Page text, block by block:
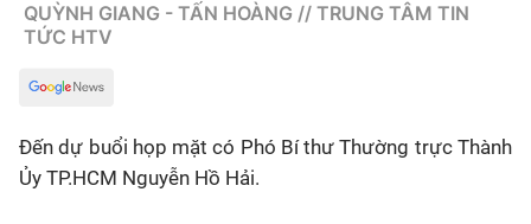
QUỲNH GIANG - TẤN HOÀNG // TRUNG TÂM TIN
TỨC HTV
Đến dự buổi họp mặt có Phó Bí thư Thường trực Thành
Ủy TP.HCM Nguyễn Hồ Hải.